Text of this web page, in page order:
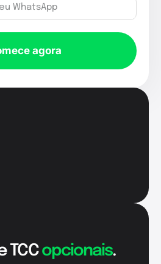
agora
TCCopcionais.